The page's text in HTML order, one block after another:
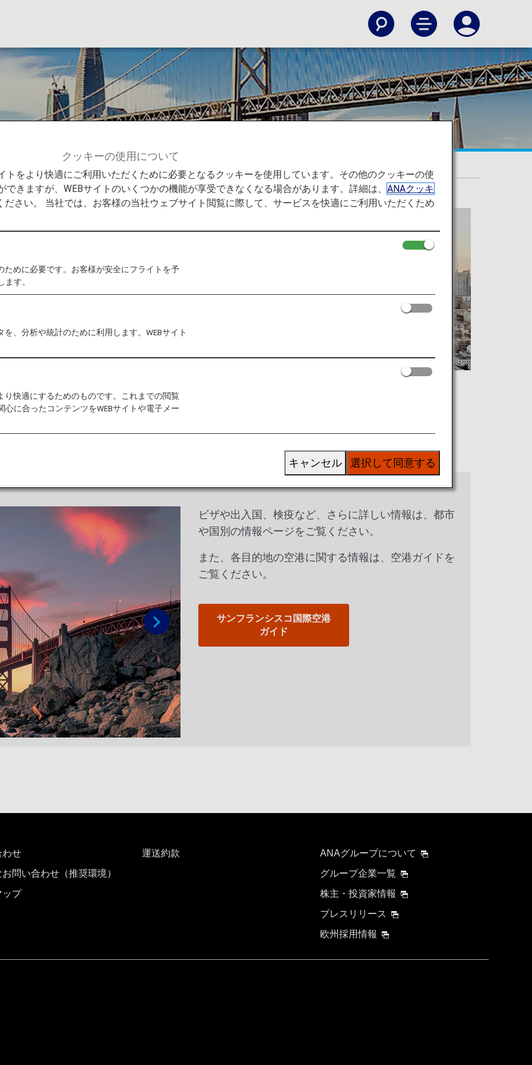
フランシスコ
ろう
気ある街並みが、周辺
づけている都市、サン
プ・シーンを垣間見て
次へ
ビザや出入国、検疫など、さらに詳しい情報は、都市
や国別の情報ページをご覧ください。
また、各目的地の空港に関する情報は、空港ガイドを
ご覧ください。
サンフランシスコ国際空港
ガイド
わせ
問い合わせ（推奨環境）
ップ
運送約款
ANAグループについて
グループ企業一覧
株主・投資家情報
プレスリリース
欧州採用情報
クッキーの使用について
トをより快適にご利用いただくために必要となるクッキーを使用しています。その他のクッキーの使
きますが、WEBサイトのいくつかの機能が享受できなくなる場合があります。詳細は、ANAクッキ
ださい。 当社では、お客様の当社ウェブサイト閲覧に際して、サービスを快適にご利用いただくため
ために必要です。お客様が安全にフライトを予
す。
、分析や統計のために利用します。WEBサイト
り快適にするためのものです。これまでの閲覧
に合ったコンテンツをWEBサイトや電子メー
選択して同意する
キャンセル